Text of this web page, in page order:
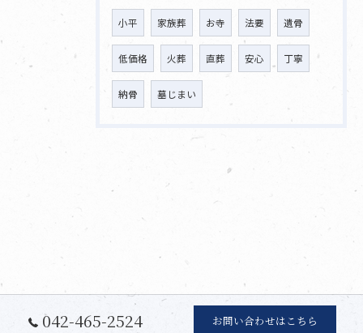
小平 家族葬 お寺 法要 遺骨
低価格 火葬 直葬 安心 丁寧
納骨 墓じまい
042-465-2524 お問い合わせはこちら